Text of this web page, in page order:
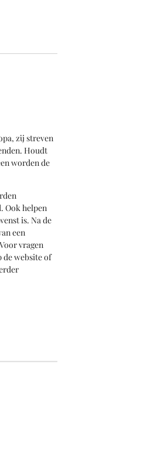
zij streven
Houdt
worden de
Ook helpen
is. Na de
een
vragen
de website of